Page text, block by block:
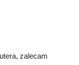
zalecam